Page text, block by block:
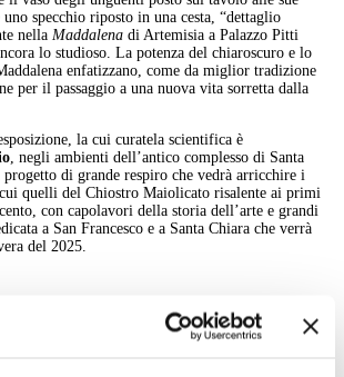
specchio riposto in una cesta, “dettaglio
nella Maddalena di Artemisia a Palazzo Pitti
lo studioso. La potenza del chiaroscuro e lo
enfatizzano, come da miglior tradizione
per il passaggio a una nuova vita sorretta dalla
la cui curatela scientifica è
, negli ambienti dell’antico complesso di Santa
di grande respiro che vedrà arricchire i
quelli del Chiostro Maiolicato risalente ai primi
con capolavori della storia dell’arte e grandi
a San Francesco e a Santa Chiara che verrà
del 2025.